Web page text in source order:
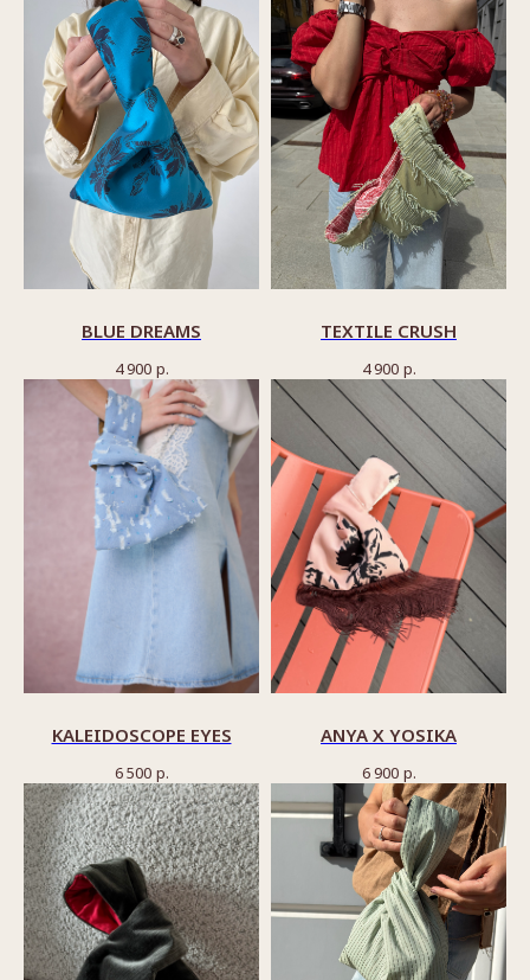
BLUE DREAMS
4 900 р.
TEXTILE CRUSH
4 900 р.
KALEIDOSCOPE EYES
6 500 р.
ANYA Х YOSIKA
6 900 р.